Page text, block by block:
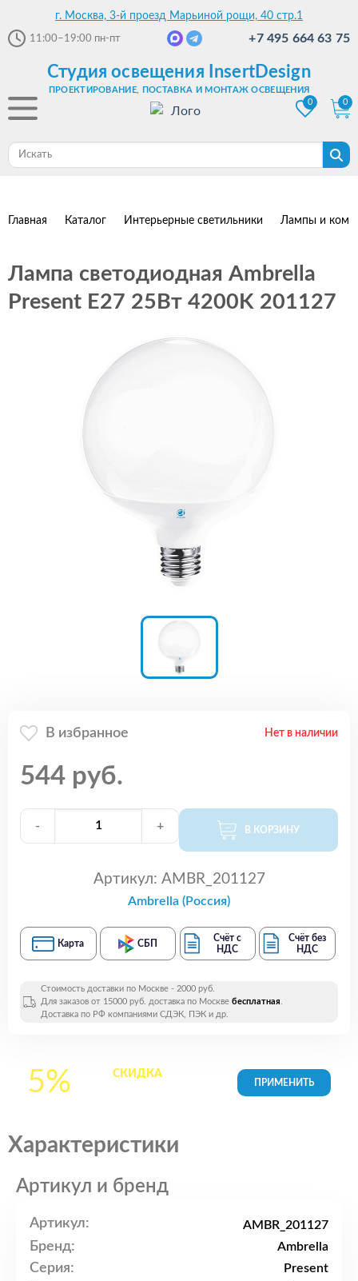
г. Москва, 3-й проезд Марьиной рощи, 40 стр.1
11:00–19:00 пн-пт +7 495 664 63 75
Студия освещения InsertDesign
ПРОЕКТИРОВАНИЕ, ПОСТАВКА И МОНТАЖ ОСВЕЩЕНИЯ
0
0
Главная Каталог Интерьерные светильники Лампы и
Лампа светодиодная Ambrella
Present E27 25Вт 4200K 201127
В избранное Нет в наличии
544 руб.
- + В КОРЗИНУ
Артикул: AMBR_201127
Ambrella (Россия)
Карта СБП
Счёт с
НДС
Счёт без
НДС
Стоимость доставки по Москве - 2000 руб.
Для заказов от 15000 руб. доставка по Москве бесплатная.
Доставка по РФ компаниями СДЭК, ПЭК и др.
5% СКИДКАна все
Характеристики
Артикул и бренд
Артикул: AMBR_201127
Бренд: Ambrella
Серия: Present